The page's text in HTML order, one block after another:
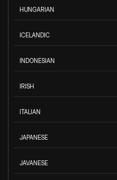
HUNGARIAN
ICELANDIC
INDONESIAN
IRISH
ITALIAN
JAPANESE
JAVANESE